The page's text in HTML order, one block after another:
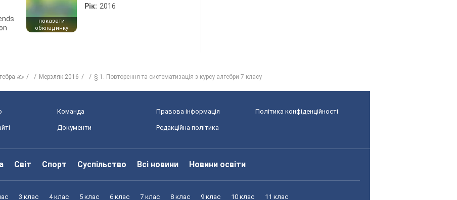
показати
обкладинку
Рік: 2016
✍ Мерзляк 2016 § 1. Повторення та систематизація з курсу алгебри 7 класу
Команда Правова інформація Політика конфіденційності
Документи Редакційна політика
Світ Спорт Суспільство Всі новини Новини освіти
3 клас 4 клас 5 клас 6 клас 7 клас 8 клас 9 клас 10 клас 11 клас